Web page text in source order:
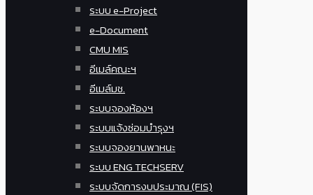
ระบบ e-Project
e-Document
CMU MIS
อีเมล์คณะฯ
อีเมล์มช.
ระบบจองห้องฯ
ระบบแจ้งซ่อมบำรุงฯ
ระบบจองยานพาหนะ
ระบบ ENG TECHSERV
ระบบจัดการงบประมาณ (FIS)